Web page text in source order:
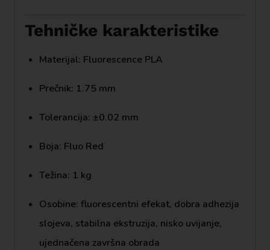
Tehničke karakteristike
Materijal: Fluorescence PLA
Prečnik: 1.75 mm
Tolerancija: ±0.02 mm
Boja: Fluo Red
Težina: 1 kg
Osobine: fluorescentni efekat, dobra adhezija
slojeva, stabilna ekstruzija, nisko uvijanje,
ujednačena završna obrada